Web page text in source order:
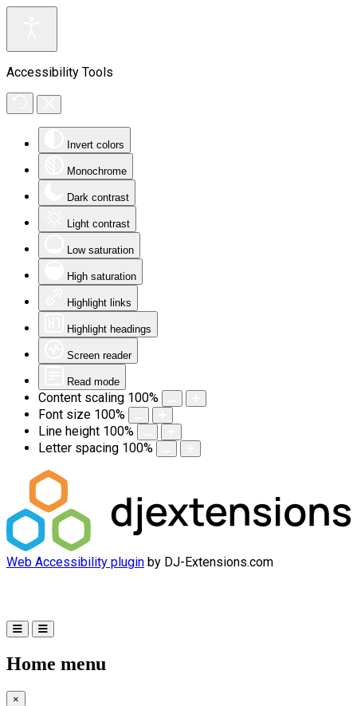
Accessibility Tools
Invert colors
Monochrome
Dark contrast
Light contrast
Low saturation
High saturation
Highlight links
Highlight headings
Screen reader
Read mode
Content scaling 100%
Font size 100%
Line height 100%
Letter spacing 100%
Web Accessibility plugin by DJ-Extensions.com
Home menu
×